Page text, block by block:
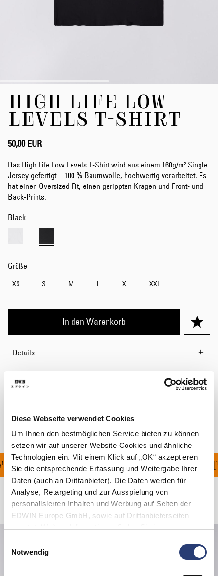
Diese Webseite verwendet Cookies
Um Ihnen den bestmöglichen Service bieten zu können,
setzen wir auf unserer Website Cookies und ähnliche
Technologien ein. Mit einem Klick auf „OK“ akzeptieren
Sie die entsprechende Erfassung und Weitergabe Ihrer
Daten (auch an Drittanbieter). Die Daten werden für
Analyse, Retargeting und zur Ausspielung von
personalisierten Inhalten und Werbung auf Seiten der
EDWIN Europe GmbH, sowie auf Drittanbieterseiten
von Cookies ablehnen oder jederzeit über Ihre Browser
Notwendig
Anfang
Bildergalerie
springen
HIGH LIFE LOW
LEVELS T-SHIRT
50,00 EUR
Das High Life Low Levels T-Shirt wird aus einem 160g/m² Single
Jersey gefertigt – 100 % Baumwolle, hochwertig verarbeitet. Es
hat einen Oversized Fit, einen gerippten Kragen und Front- und
Back-Prints.
Black
Größe
XS S M L XL XXL
In den Warenkorb
Details
Versand & Rücksendungen
Hersteller-Informationen
FÜR ALLE
Verwandte Artikel